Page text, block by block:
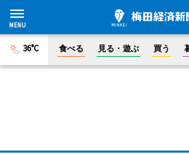
36°C 食べる 見る・遊ぶ 買う